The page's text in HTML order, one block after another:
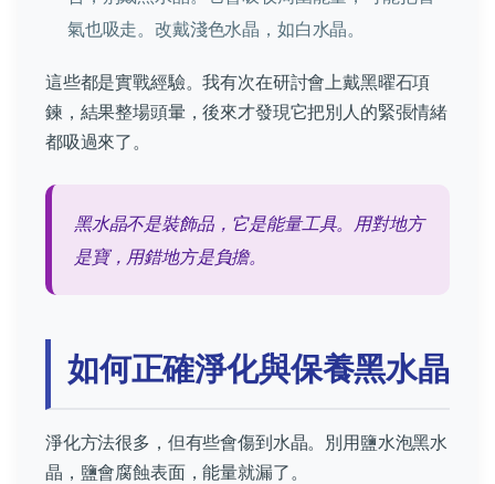
氣也吸走。改戴淺色水晶，如白水晶。
這些都是實戰經驗。我有次在研討會上戴黑曜石項
鍊，結果整場頭暈，後來才發現它把別人的緊張情緒
都吸過來了。
黑水晶不是裝飾品，它是能量工具。用對地方
是寶，用錯地方是負擔。
如何正確淨化與保養黑水晶
淨化方法很多，但有些會傷到水晶。別用鹽水泡黑水
晶，鹽會腐蝕表面，能量就漏了。